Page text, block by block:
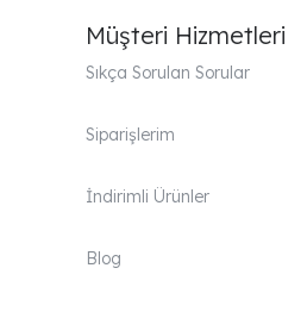
Müşteri Hizmetleri
Sıkça Sorulan Sorular
Siparişlerim
İndirimli Ürünler
Blog